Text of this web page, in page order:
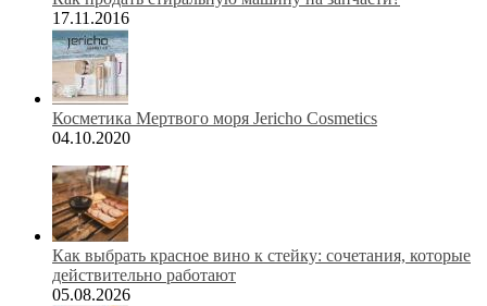
17.11.2016
Косметика Мертвого моря Jericho Cosmetics
04.10.2020
Как выбрать красное вино к стейку: сочетания, которые
действительно работают
05.08.2026